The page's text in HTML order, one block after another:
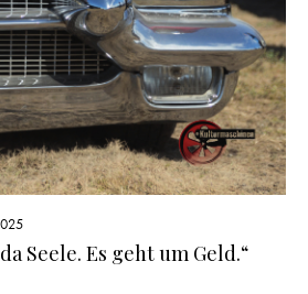
Seele. Es geht um Geld.“